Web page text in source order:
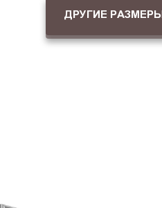
ДРУГИЕ РАЗМЕРЫ